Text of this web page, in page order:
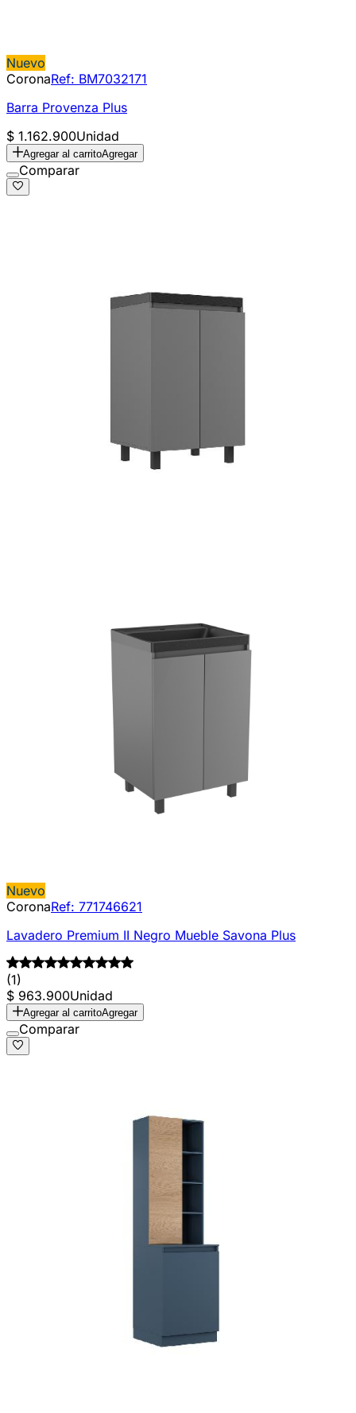
Nuevo
CoronaRef: BM7032171
Barra Provenza Plus
$ 1.162.900Unidad
Agregar al carritoAgregar
Comparar
Nuevo
CoronaRef: 771746621
Lavadero Premium II Negro Mueble Savona Plus
(1)
$ 963.900Unidad
Agregar al carritoAgregar
Comparar